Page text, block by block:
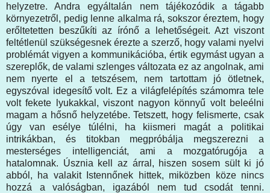
helyzetre. Andra egyáltalán nem tájékozódik a tágabb
környezetről, pedig lenne alkalma rá, sokszor éreztem, hogy
erőltetetten beszűkíti az írónő a lehetőségeit. Azt viszont
feltétlenül szükségesnek érezte a szerző, hogy valami nyelvi
problémát vigyen a kommunikációba, értik egymást ugyan a
szereplők, de valami szlenges változata ez az angolnak, ami
nem nyerte el a tetszésem, nem tartottam jó ötletnek,
egyszóval idegesítő volt. Ez a világfelépítés számomra tele
volt fekete lyukakkal, viszont nagyon könnyű volt beleélni
magam a hősnő helyzetébe. Tetszett, hogy felismerte, csak
úgy van esélye túlélni, ha kiismeri magát a politikai
intrikákban, és titokban megpróbálja megszerezni a
mesterséges intelligenciát, ami a mozgatórugója a
hatalomnak. Úsznia kell az árral, hiszen sosem sült ki jó
abból, ha valakit Istennőnek hittek, miközben köze nincs
hozzá a valóságban, igazából nem tud csodát tenni.